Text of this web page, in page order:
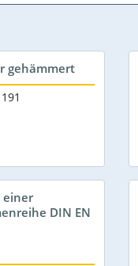
gehämmert
191
einer
DIN EN